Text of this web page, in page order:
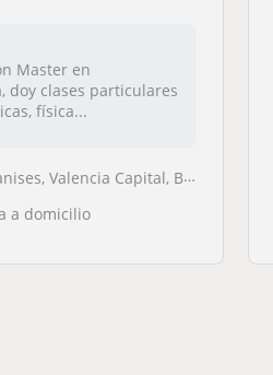
Master en
doy clases particulares
física...
Capital, Burjassot, Quart de Poblet
a domicilio